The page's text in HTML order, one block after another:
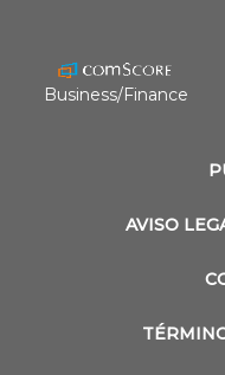
AVISO
Business/Finance